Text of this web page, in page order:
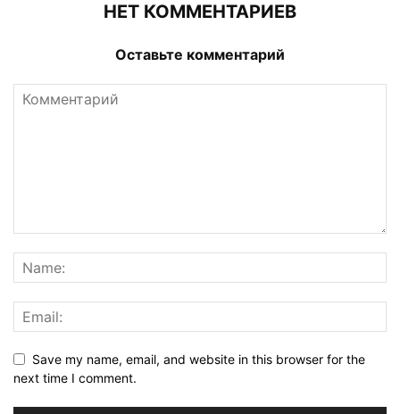
НЕТ КОММЕНТАРИЕВ
Оставьте комментарий
Save my name, email, and website in this browser for the
next time I comment.